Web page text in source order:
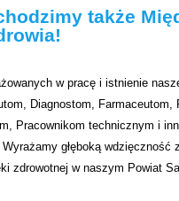
także
w pracę i istnienie
Diagnostom,
Pracownikom technicznym i
głęboką wdzięczność
zdrowotnej w naszym Powiat